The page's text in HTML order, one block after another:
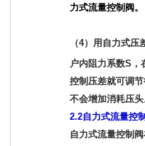
力式流量控制阀。
（4）用自力式
户内阻力系数S
控制压差就可调
不会增加消耗压头
2.2自力式流量控
自力式流量控制